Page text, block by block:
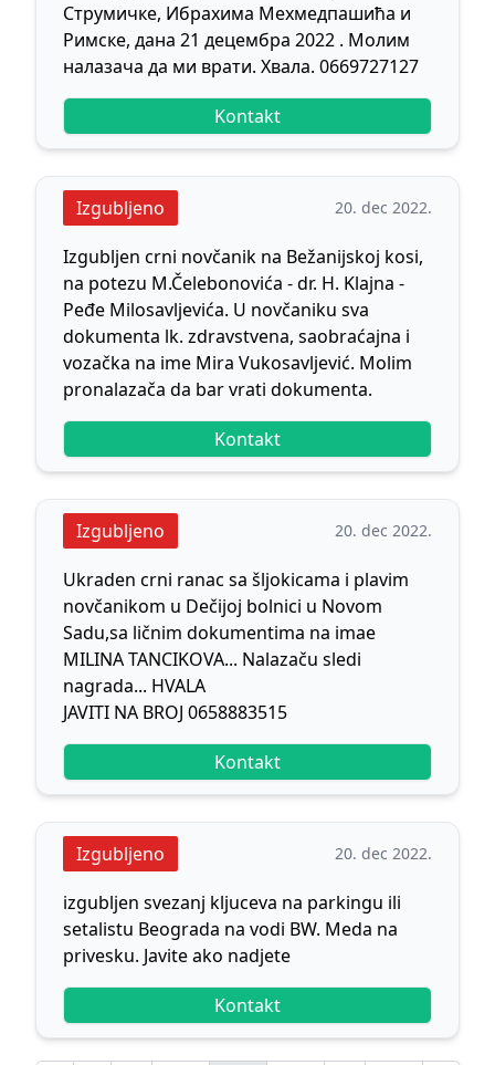
Струмичке, Ибрахима Мехмедпашића и
Римске, дана 21 децембра 2022 . Молим
налазача да ми врати. Хвала. 0669727127
Kontakt
Izgubljeno 20. dec 2022.
Izgubljen crni novčanik na Bežanijskoj kosi,
na potezu M.Čelebonovića - dr. H. Klajna -
Peđe Milosavljevića. U novčaniku sva
dokumenta lk. zdravstvena, saobraćajna i
vozačka na ime Mira Vukosavljević. Molim
pronalazača da bar vrati dokumenta.
Kontakt
Izgubljeno 20. dec 2022.
Ukraden crni ranac sa šljokicama i plavim
novčanikom u Dečijoj bolnici u Novom
Sadu,sa ličnim dokumentima na imae
MILINA TANCIKOVA... Nalazaču sledi
nagrada... HVALA
JAVITI NA BROJ 0658883515
Kontakt
Izgubljeno 20. dec 2022.
izgubljen svezanj kljuceva na parkingu ili
setalistu Beograda na vodi BW. Meda na
privesku. Javite ako nadjete
Kontakt